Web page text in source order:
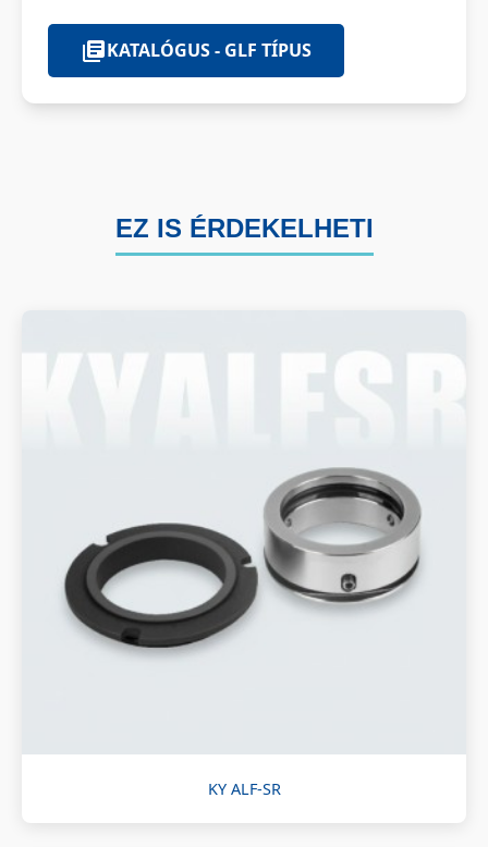
KATALÓGUS - GLF TÍPUS
EZ IS ÉRDEKELHETI
KY ALF-SR